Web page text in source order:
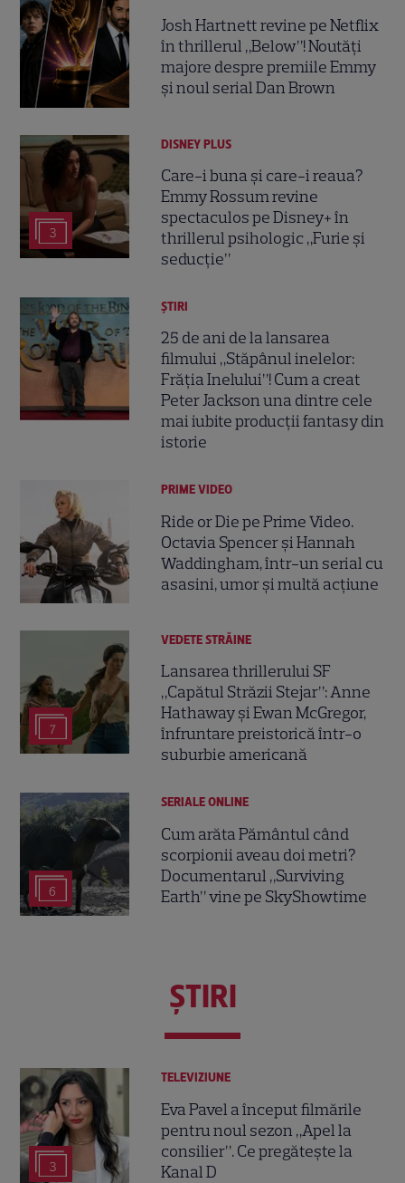
Josh Hartnett revine pe Netflix
în thrillerul „Below”! Noutăți
majore despre premiile Emmy
și noul serial Dan Brown
3
DISNEY PLUS
Care-i buna și care-i reaua?
Emmy Rossum revine
spectaculos pe Disney+ în
thrillerul psihologic „Furie și
seducție”
ȘTIRI
25 de ani de la lansarea
filmului „Stăpânul inelelor:
Frăția Inelului”! Cum a creat
Peter Jackson una dintre cele
mai iubite producții fantasy din
istorie
PRIME VIDEO
Ride or Die pe Prime Video.
Octavia Spencer și Hannah
Waddingham, într-un serial cu
asasini, umor și multă acțiune
7
VEDETE STRĂINE
Lansarea thrillerului SF
„Capătul Străzii Stejar”: Anne
Hathaway și Ewan McGregor,
înfruntare preistorică într-o
suburbie americană
6
SERIALE ONLINE
Cum arăta Pământul când
scorpionii aveau doi metri?
Documentarul „Surviving
Earth” vine pe SkyShowtime
ŞTIRI
3
TELEVIZIUNE
Eva Pavel a început filmările
pentru noul sezon „Apel la
consilier”. Ce pregătește la
Kanal D